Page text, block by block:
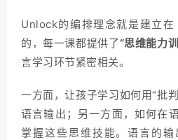
Unlock的编排理念就是建立在
的，每一课都提供了“思维能力
言学习环节紧密相关。
一方面，让孩子学习如何用“批
语言输出；另一方面，如何在
掌握这些思维技能。语言的